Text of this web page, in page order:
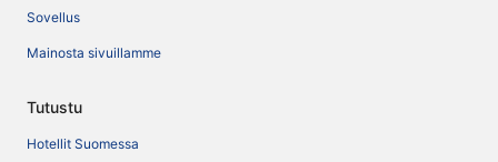
Sovellus
Mainosta sivuillamme
Tutustu
Hotellit Suomessa